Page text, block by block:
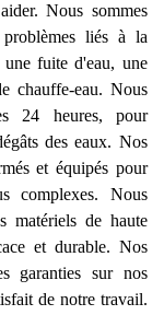
Nous sommes
liés à la
une fuite d'eau, une
chauffe-eau. Nous
24 heures, pour
des eaux. Nos
et équipés pour
complexes. Nous
matériels de haute
et durable. Nos
garanties sur nos
de notre travail.